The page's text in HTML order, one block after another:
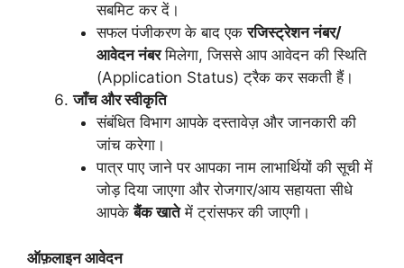
सबमिट कर दें।
सफल पंजीकरण के बाद एकरजिस्ट्रेशन नंबर/
आवेदन नंबरमिलेगा, जिससे आप आवेदन की स्थिति
(Application Status) ट्रैक कर सकती हैं।
जाँच और स्वीकृति
संबंधित विभाग आपके दस्तावेज़ और जानकारी की
जांच करेगा।
पात्र पाए जाने पर आपका नाम लाभार्थियों की सूची में
जोड़ दिया जाएगा और रोजगार/आय सहायता सीधे
आपकेबैंक खातेमें ट्रांसफर की जाएगी।
ऑफ़लाइन आवेदन